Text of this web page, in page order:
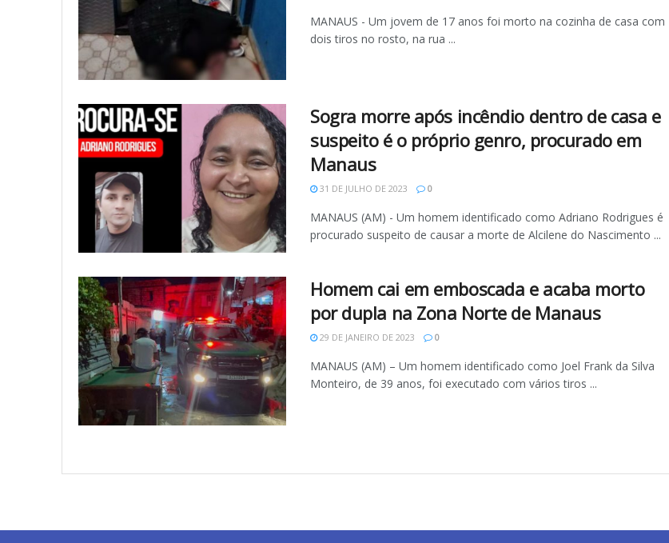
MANAUS - Um jovem de 17 anos foi morto na cozinha de casa com
dois tiros no rosto, na rua ...
Sogra morre após incêndio dentro de casa e
suspeito é o próprio genro, procurado em
Manaus
31 DE JULHO DE 2023 0
MANAUS (AM) - Um homem identificado como Adriano Rodrigues é
procurado suspeito de causar a morte de Alcilene do Nascimento ...
Homem cai em emboscada e acaba morto
por dupla na Zona Norte de Manaus
29 DE JANEIRO DE 2023 0
MANAUS (AM) – Um homem identificado como Joel Frank da Silva
Monteiro, de 39 anos, foi executado com vários tiros ...